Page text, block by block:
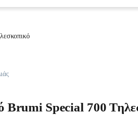
Brumi Special 700